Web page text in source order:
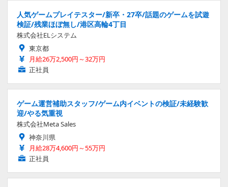
人気ゲームプレイテスター/新卒・27卒/話題のゲームを試遊
検証/残業ほぼ無し/港区高輪4丁目
株式会社ELシステム
東京都
月給26万2,500円～32万円
正社員
ゲーム運営補助スタッフ/ゲーム内イベントの検証/未経験歓
迎/やる気重視
株式会社Meta Sales
神奈川県
月給28万4,600円～55万円
正社員